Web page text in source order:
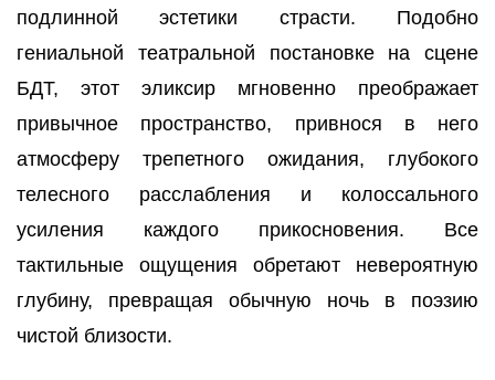
подлинной эстетики страсти. Подобно
гениальной театральной постановке на сцене
БДТ, этот эликсир мгновенно преображает
привычное пространство, привнося в него
атмосферу трепетного ожидания, глубокого
телесного расслабления и колоссального
усиления каждого прикосновения. Все
тактильные ощущения обретают невероятную
глубину, превращая обычную ночь в поэзию
чистой близости.